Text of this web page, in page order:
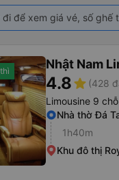
đi để xem giá vé, số
Nhật Nam
4.8star (428
Limousine 9 chỗ
Nhà thờ Đá
1h40m
Khu đô thị